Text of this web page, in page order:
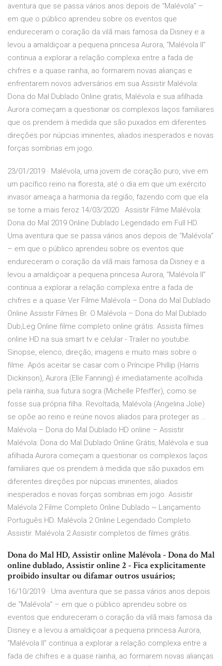
aventura que se passa vários anos depois de “Malévola” –
em que o público aprendeu sobre os eventos que
endureceram o coração da vilã mais famosa da Disney e a
levou a amaldiçoar a pequena princesa Aurora, “Malévola II”
continua a explorar a relação complexa entre a fada de
chifres e a quase rainha, ao formarem novas alianças e
enfrentarem novos adversários em sua Assistir Malévola:
Dona do Mal Dublado Online gratis, Malévola e sua afilhada
Aurora começam a questionar os complexos laços familiares
que os prendem à medida que são puxados em diferentes
direções por núpcias iminentes, aliados inesperados e novas
forças sombrias em jogo.
23/01/2019 · Malévola, uma jovem de coração puro, vive em
um pacífico reino na floresta, até o dia em que um exército
invasor ameaça a harmonia da região, fazendo com que ela
se torne a mais feroz 14/03/2020 · Assistir Filme Malévola:
Dona do Mal 2019 Online Dublado Legendado em Full HD.
Uma aventura que se passa vários anos depois de “Malévola”
– em que o público aprendeu sobre os eventos que
endureceram o coração da vilã mais famosa da Disney e a
levou a amaldiçoar a pequena princesa Aurora, “Malévola II”
continua a explorar a relação complexa entre a fada de
chifres e a quase Ver Filme Malévola – Dona do Mal Dublado
Online Assistir Filmes Br. O Malévola – Dona do Mal Dublado
Dub,Leg Online filme completo online grátis. Assista filmes
online HD na sua smart tv e celular - Trailer no youtube.
Sinopse, elenco, direção, imagens e muito mais sobre o
filme. Após aceitar se casar com o Príncipe Phillip (Harris
Dickinson), Aurora (Elle Fanning) é imediatamente acolhida
pela rainha, sua futura sogra (Michelle Pfeiffer), como se
fosse sua própria filha. Revoltada, Malévola (Angelina Jolie)
se opõe ao reino e reúne novos aliados para proteger as …
Malévola – Dona do Mal Dublado HD online – Assistir
Malévola: Dona do Mal Dublado Online Grátis, Malévola e sua
afilhada Aurora começam a questionar os complexos laços
familiares que os prendem à medida que são puxados em
diferentes direções por núpcias iminentes, aliados
inesperados e novas forças sombrias em jogo. Assistir
Malévola 2 Filme Completo Online Dublado ~ Lançamento
Português HD. Malévola 2 Online Legendado Completo
Assistir. Malévola 2 Assistir completos de filmes grátis.
Dona do Mal HD, Assistir online Malévola - Dona do Mal
online dublado, Assistir online 2 - Fica explicitamente
proibido insultar ou difamar outros usuários;
16/10/2019 · Uma aventura que se passa vários anos depois
de “Malévola” – em que o público aprendeu sobre os
eventos que endureceram o coração da vilã mais famosa da
Disney e a levou a amaldiçoar a pequena princesa Aurora,
“Malévola II” continua a explorar a relação complexa entre a
fada de chifres e a quase rainha, ao formarem novas alianças